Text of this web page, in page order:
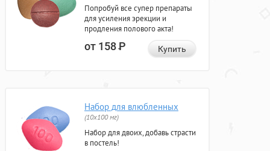
Попробуй все супер препараты
для усиления эрекции и
продления полового акта!
от 158Р Купить
Набор для влюбленных
(10х100 мг)
Набор для двоих, добавь страсти
в постель!